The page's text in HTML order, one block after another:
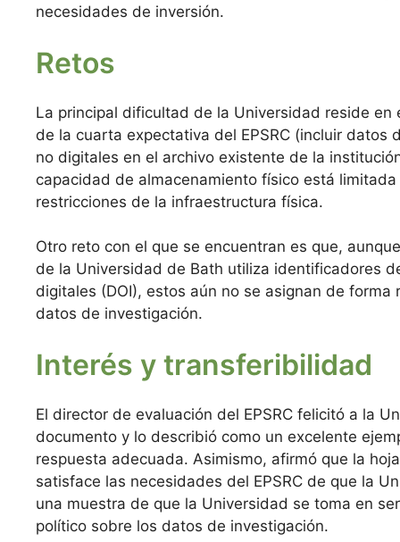
necesidades de inversión.
Retos
La principal dificultad de la Universidad reside en
de la cuarta expectativa del EPSRC (incluir datos
no digitales en el archivo existente de la
capacidad de almacenamiento físico está limitada
restricciones de la infraestructura física.
Otro reto con el que se encuentran es que,
de la Universidad de Bath utiliza identificadores
digitales (DOI), estos aún no se asignan de forma
datos de investigación.
Interés y transferibilidad
El director de evaluación del EPSRC felicitó a la
documento y lo describió como un excelente
respuesta adecuada. Asimismo, afirmó que la
satisface las necesidades del EPSRC de que la
una muestra de que la Universidad se toma en
político sobre los datos de investigación.